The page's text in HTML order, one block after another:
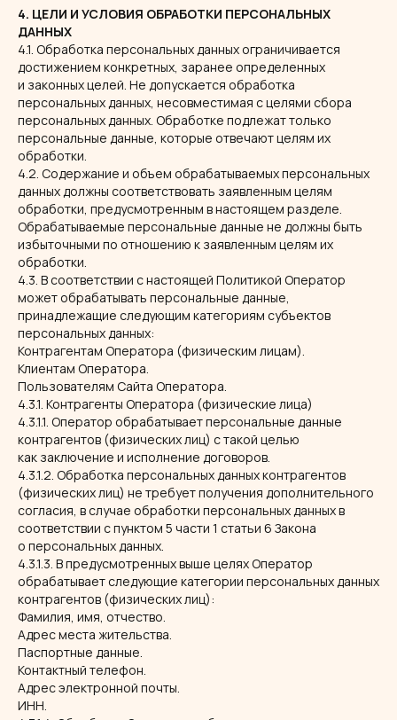
4. ЦЕЛИ И УСЛОВИЯ ОБРАБОТКИ ПЕРСОНАЛЬНЫХ
ДАННЫХ
4.1. Обработка персональных данных ограничивается
достижением конкретных, заранее определенных
и законных целей. Не допускается обработка
персональных данных, несовместимая с целями сбора
персональных данных. Обработке подлежат только
персональные данные, которые отвечают целям их
обработки.
4.2. Содержание и объем обрабатываемых персональных
данных должны соответствовать заявленным целям
обработки, предусмотренным в настоящем разделе.
Обрабатываемые персональные данные не должны быть
избыточными по отношению к заявленным целям их
обработки.
4.3. В соответствии с настоящей Политикой Оператор
может обрабатывать персональные данные,
принадлежащие следующим категориям субъектов
персональных данных:
Контрагентам Оператора (физическим лицам).
Клиентам Оператора.
Пользователям Сайта Оператора.
4.3.1. Контрагенты Оператора (физические лица)
4.3.1.1. Оператор обрабатывает персональные данные
контрагентов (физических лиц) с такой целью
как заключение и исполнение договоров.
4.3.1.2. Обработка персональных данных контрагентов
(физических лиц) не требует получения дополнительного
согласия, в случае обработки персональных данных в
соответствии с пунктом 5 части 1 статьи 6 Закона
о персональных данных.
4.3.1.3. В предусмотренных выше целях Оператор
обрабатывает следующие категории персональных данных
контрагентов (физических лиц):
Фамилия, имя, отчество.
Адрес места жительства.
Паспортные данные.
Контактный телефон.
Адрес электронной почты.
ИНН.